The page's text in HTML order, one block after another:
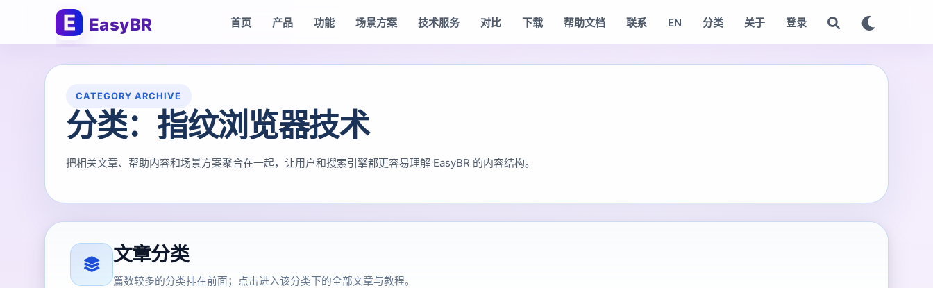
EasyBR 首页 产品 功能 场景方案 技术服务 对比 下载 帮助文档 联系 EN 分类 关于 登录
CATEGORY ARCHIVE
分类：指纹浏览器技术
把相关文章、帮助内容和场景方案聚合在一起，让用户和搜索引擎都更容易理解 EasyBR 的内容结构。
文章分类
篇数较多的分类排在前面；点击进入该分类下的全部文章与教程。